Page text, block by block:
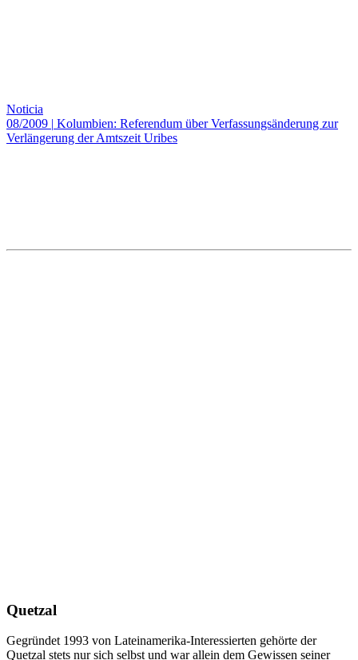
Noticia
08/2009 | Kolumbien: Referendum über Verfassungsänderung zur
Verlängerung der Amtszeit Uribes
Quetzal
Gegründet 1993 von Lateinamerika-Interessierten gehörte der
Quetzal stets nur sich selbst und war allein dem Gewissen seiner